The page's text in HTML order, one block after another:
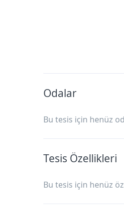
Odalar
Bu tesis için henüz
Tesis Özellikleri
Bu tesis için henüz